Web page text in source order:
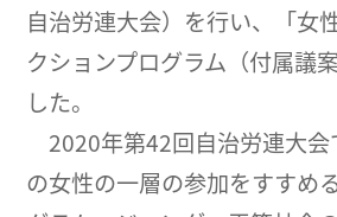
自治労連大会）を行い、「女
クションプログラム（付属議
した。
2020年第42回自治労連大会
の女性の一層の参加をすすめ